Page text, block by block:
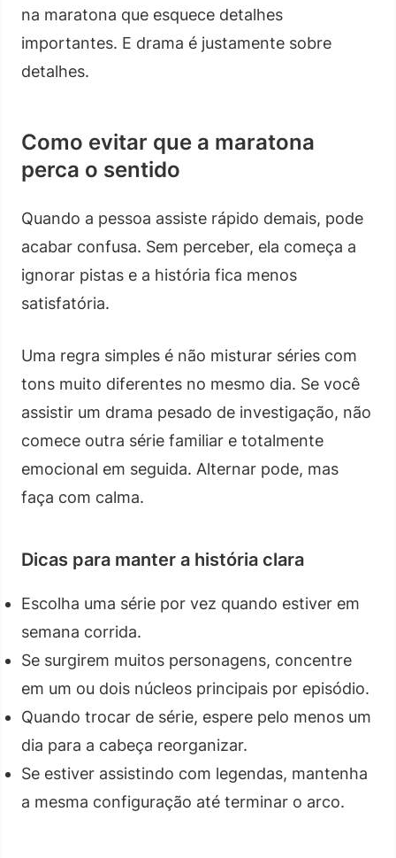
na maratona que esquece detalhes
importantes. E drama é justamente sobre
detalhes.
Como evitar que a maratona
perca o sentido
Quando a pessoa assiste rápido demais, pode
acabar confusa. Sem perceber, ela começa a
ignorar pistas e a história fica menos
satisfatória.
Uma regra simples é não misturar séries com
tons muito diferentes no mesmo dia. Se você
assistir um drama pesado de investigação, não
comece outra série familiar e totalmente
emocional em seguida. Alternar pode, mas
faça com calma.
Dicas para manter a história clara
Escolha uma série por vez quando estiver em
semana corrida.
Se surgirem muitos personagens, concentre
em um ou dois núcleos principais por episódio.
Quando trocar de série, espere pelo menos um
dia para a cabeça reorganizar.
Se estiver assistindo com legendas, mantenha
a mesma configuração até terminar o arco.